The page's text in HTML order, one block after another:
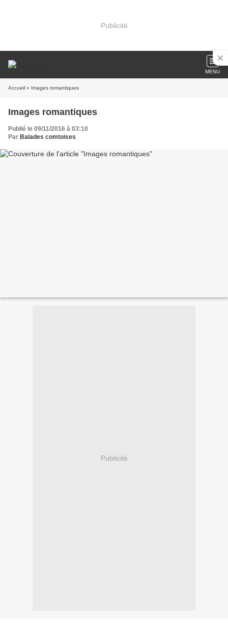
Publicité
MENU
Accueil » Images romantiques
Images romantiques
Publié le 09/11/2016 à 03:10
Par Balades comtoises
Publicité